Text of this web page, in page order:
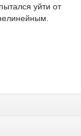
уйти от